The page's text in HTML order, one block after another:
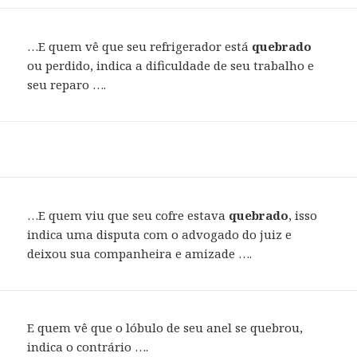
…E quem vê que seu refrigerador está quebrado
ou perdido, indica a dificuldade de seu trabalho e
seu reparo ….
…E quem viu que seu cofre estava quebrado, isso
indica uma disputa com o advogado do juiz e
deixou sua companheira e amizade ….
E quem vê que o lóbulo de seu anel se quebrou,
indica o contrário ….